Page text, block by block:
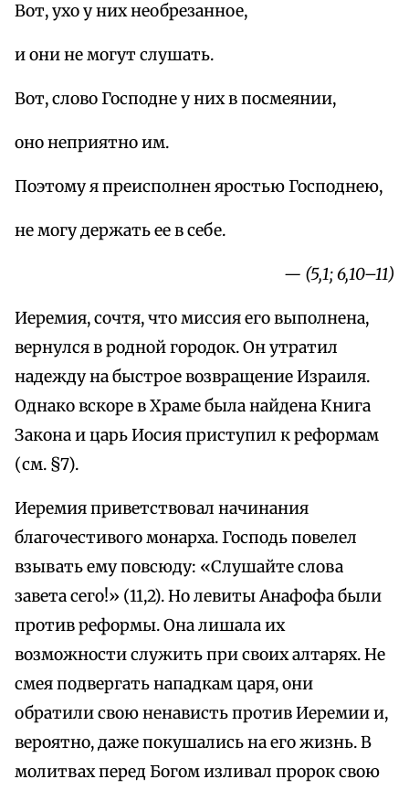
Вот, ухо у них необрезанное,
и они не могут слушать.
Вот, слово Господне у них в посмеянии,
оно неприятно им.
Поэтому я преисполнен яростью Господнею,
не могу держать ее в себе.
— (5,1; 6,10–11)
Иеремия, сочтя, что миссия его выполнена,
вернулся в родной городок. Он утратил
надежду на быстрое возвращение Израиля.
Однако вскоре в Храме была найдена Книга
Закона и царь Иосия приступил к реформам
(см. §7).
Иеремия приветствовал начинания
благочестивого монарха. Господь повелел
взывать ему повсюду: «Слушайте слова
завета сего!» (11,2). Но левиты Анафофа были
против реформы. Она лишала их
возможности служить при своих алтарях. Не
смея подвергать нападкам царя, они
обратили свою ненависть против Иеремии и,
вероятно, даже покушались на его жизнь. В
молитвах перед Богом изливал пророк свою